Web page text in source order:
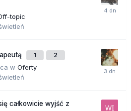
topic
1 2
w Oferty
całkowicie wyjść z